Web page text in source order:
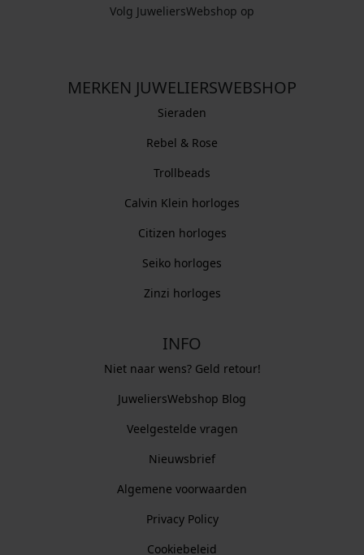
Volg JuweliersWebshop op
MERKEN JUWELIERSWEBSHOP
Sieraden
Rebel & Rose
Trollbeads
Calvin Klein horloges
Citizen horloges
Seiko horloges
Zinzi horloges
INFO
Niet naar wens? Geld retour!
JuweliersWebshop Blog
Veelgestelde vragen
Nieuwsbrief
Algemene voorwaarden
Privacy Policy
Cookiebeleid